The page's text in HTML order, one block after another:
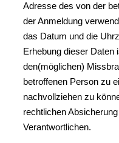
Adresse des von der
der Anmeldung
das Datum und die
Erhebung dieser Daten
den(möglichen)
betroffenen Person zu
nachvollziehen zu
rechtlichen
Verantwortlichen.